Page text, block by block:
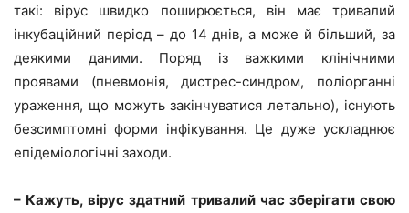
такі: вірус швидко поширюється, він має тривалий
інкубаційний період – до 14 днів, а може й більший, за
деякими даними. Поряд із важкими клінічними
проявами (пневмонія, дистрес-синдром, поліорганні
ураження, що можуть закінчуватися летально), існують
безсимптомні форми інфікування. Це дуже ускладнює
епідеміологічні заходи.
– Кажуть, вірус здатний тривалий час зберігати свою